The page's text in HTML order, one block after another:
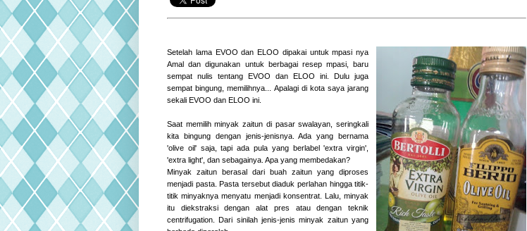
Setelah lama EVOO dan ELOO dipakai untuk mpasi nya
Amal dan digunakan untuk berbagai resep mpasi, baru
sempat nulis tentang EVOO dan ELOO ini. Dulu juga
sempat bingung, memilihnya... Apalagi di kota saya jarang
sekali EVOO dan ELOO ini.
Saat memilih minyak zaitun di pasar swalayan, seringkali
kita bingung dengan jenis-jenisnya. Ada yang bernama
'olive oil' saja, tapi ada pula yang berlabel 'extra virgin',
'extra light', dan sebagainya. Apa yang membedakan?
Minyak zaitun berasal dari buah zaitun yang diproses
menjadi pasta. Pasta tersebut diaduk perlahan hingga titik-
titik minyaknya menyatu menjadi konsentrat. Lalu, minyak
itu diekstraksi dengan alat pres atau dengan teknik
centrifugation. Dari sinilah jenis-jenis minyak zaitun yang